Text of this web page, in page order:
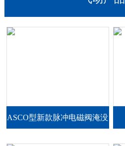
ASCO型新款脉冲电磁阀淹没